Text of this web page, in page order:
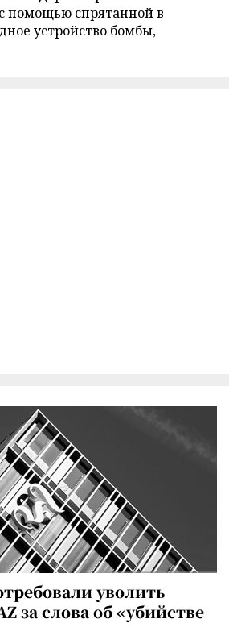
помощью спрятанной в
устройство бомбы,
уволить
за слова об «убийстве